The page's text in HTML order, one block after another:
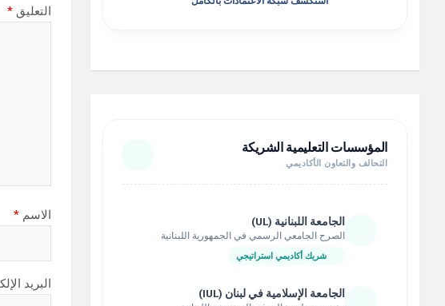
التعليق *
الاسم *
البريد
المؤسسات التعليمية الشريكة
التحالف والتعاون الأكاديمي
الجامعة اللبنانية (UL)
الصرح الجامعي الرسمي في الجمهورية اللبنانية
شريك أكاديمي استراتيجي
الجامعة الإسلامية في لبنان (IUL)